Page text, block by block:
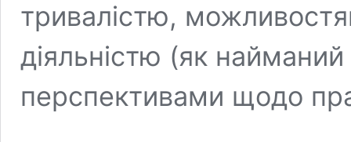
тривалістю,
діяльністю (як
перспективами щодо